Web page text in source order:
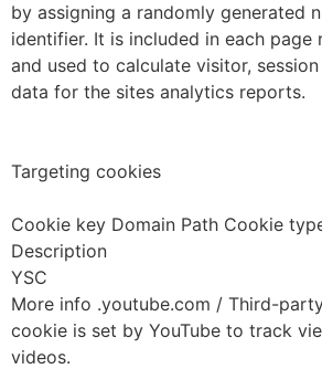
by assigning a randomly generated
identifier. It is included in each page
and used to calculate visitor,
data for the sites analytics reports.
Targeting cookies
Cookie key Domain Path Cookie
Description
YSC
More info .youtube.com / Third-
cookie is set by YouTube to track
videos.